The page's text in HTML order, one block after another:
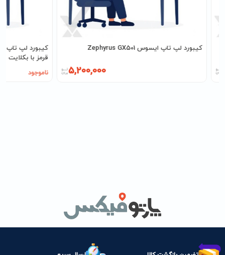
کیبورد لپ تاپ ایسوس Zephyrus GX501
5,200,000
قرمز با بکلایت
ناموجود